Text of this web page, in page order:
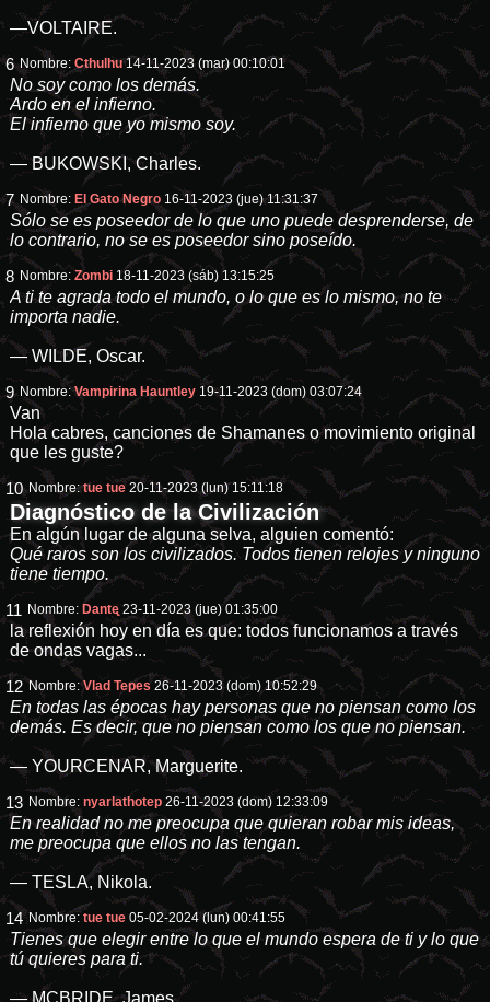
—VOLTAIRE.
6 Nombre:Cthulhu 14-11-2023 (mar) 00:10:01
No soy como los demás.
Ardo en el infierno.
El infierno que yo mismo soy.
— BUKOWSKI, Charles.
7 Nombre: El Gato Negro 16-11-2023 (jue) 11:31:37
Sólo se es poseedor de lo que uno puede desprenderse, de
lo contrario, no se es poseedor sino poseído.
8 Nombre:Zombi 18-11-2023 (sáb) 13:15:25
A ti te agrada todo el mundo, o lo que es lo mismo, no te
importa nadie.
— WILDE, Oscar.
9 Nombre:Vampirina Hauntley 19-11-2023 (dom) 03:07:24
Van
Hola cabres, canciones de Shamanes o movimiento original
que les guste?
10 Nombre:tue tue 20-11-2023 (lun) 15:11:18
Diagnóstico de la Civilización
En algún lugar de alguna selva, alguien comentó:
Qué raros son los civilizados. Todos tienen relojes y ninguno
tiene tiempo.
11 Nombre: Dantᶒ 23-11-2023 (jue) 01:35:00
la reflexión hoy en día es que: todos funcionamos a través
de ondas vagas...
12 Nombre:Vlad Tepes 26-11-2023 (dom) 10:52:29
En todas las épocas hay personas que no piensan como los
demás. Es decir, que no piensan como los que no piensan.
— YOURCENAR, Marguerite.
13 Nombre:nyarlathotep 26-11-2023 (dom) 12:33:09
En realidad no me preocupa que quieran robar mis ideas,
me preocupa que ellos no las tengan.
— TESLA, Nikola.
14 Nombre:tue tue 05-02-2024 (lun) 00:41:55
Tienes que elegir entre lo que el mundo espera de ti y lo que
tú quieres para ti.